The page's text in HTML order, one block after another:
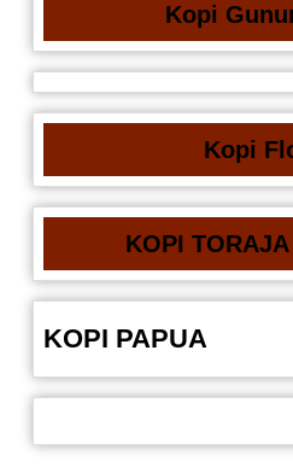
Kopi
Kopi
KOPI
KOPI PAPUA